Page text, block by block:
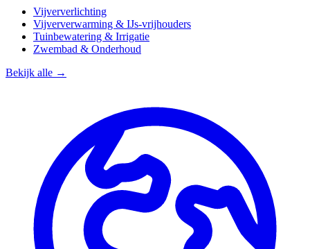
Vijververlichting
Vijververwarming & IJs-vrijhouders
Tuinbewatering & Irrigatie
Zwembad & Onderhoud
Bekijk alle →